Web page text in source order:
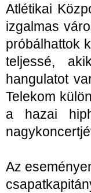
Atlétikai
izgalmas
próbálhattok
teljessé,
hangulatot
Telekom
a hazai
Az